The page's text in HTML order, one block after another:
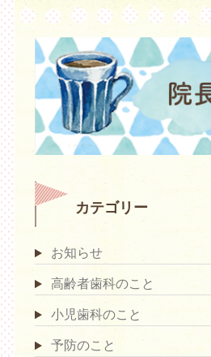
カテゴリー
お知らせ
高齢者歯科のこと
小児歯科のこと
予防のこと